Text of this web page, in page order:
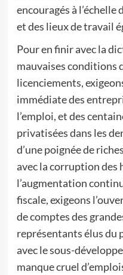
encouragés à l’échelle
et des lieux de travail
Pour en finir avec la
mauvaises conditions
licenciements,
immédiate des
l’emploi, et des
privatisées dans les
d’une poignée de
avec la corruption des
l’augmentation
fiscale, exigeons
de comptes des
représentants élus du
avec le sous-
manque cruel